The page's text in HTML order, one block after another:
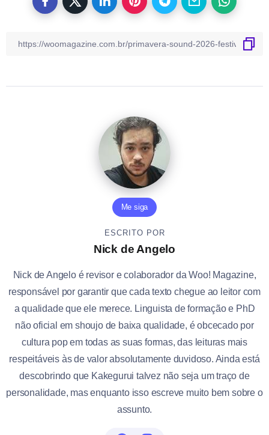
Me siga
ESCRITO POR
Nick de Angelo
Nick de Angelo é revisor e colaborador da Woo! Magazine,
responsável por garantir que cada texto chegue ao leitor com
a qualidade que ele merece. Linguista de formação e PhD
não oficial em shoujo de baixa qualidade, é obcecado por
cultura pop em todas as suas formas, das leituras mais
respeitáveis às de valor absolutamente duvidoso. Ainda está
descobrindo que Kakegurui talvez não seja um traço de
personalidade, mas enquanto isso escreve muito bem sobre o
assunto.